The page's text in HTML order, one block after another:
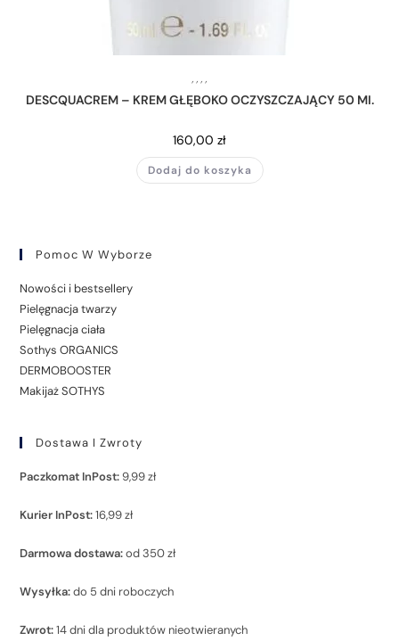
, , , ,
DESCQUACREM – KREM GŁĘBOKO OCZYSZCZAJĄCY 50 MI.
160,00 zł
Dodaj do koszyka
Pomoc W Wyborze
Nowości i bestsellery
Pielęgnacja twarzy
Pielęgnacja ciała
Sothys ORGANICS
DERMOBOOSTER
Makijaż SOTHYS
Dostawa I Zwroty
Paczkomat InPost:9,99 zł
Kurier InPost:16,99 zł
Darmowa dostawa:od 350 zł
Wysyłka:do 5 dni roboczych
Zwrot:14 dni dla produktów nieotwieranych